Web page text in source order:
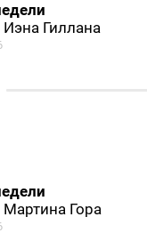
Гиллана
Гора